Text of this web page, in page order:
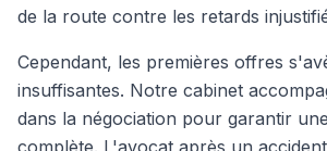
de la route contre les retards
Cependant, les premières offres
insuffisantes. Notre cabinet
dans la négociation pour garantir
complète. L'avocat après un